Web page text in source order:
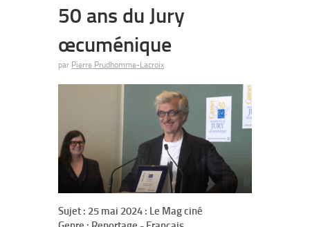
50 ans du Jury
œcuménique
par Pierre Prudhomme-Lacroix
Sujet : 25 mai 2024 : Le Mag ciné